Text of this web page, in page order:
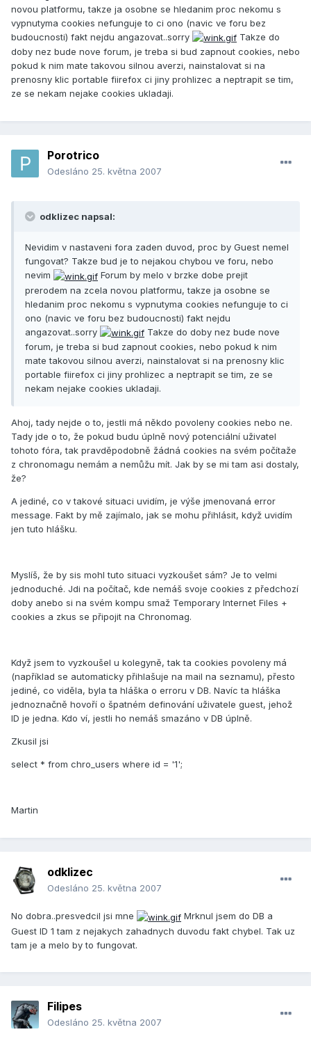
novou platformu, takze ja osobne se hledanim proc nekomu s
vypnutyma cookies nefunguje to ci ono (navic ve foru bez
budoucnosti) fakt nejdu angazovat..sorry
Takze do
doby nez bude nove forum, je treba si bud zapnout cookies, nebo
pokud k nim mate takovou silnou averzi, nainstalovat si na
prenosny klic portable fiirefox ci jiny prohlizec a neptrapit se tim,
ze se nekam nejake cookies ukladaji.
Porotrico
Odesláno 25. května 2007
odklizec napsal:
Nevidim v nastaveni fora zaden duvod, proc by Guest nemel
fungovat? Takze bud je to nejakou chybou ve foru, nebo
nevim
Forum by melo v brzke dobe prejit
prerodem na zcela novou platformu, takze ja osobne se
hledanim proc nekomu s vypnutyma cookies nefunguje to ci
ono (navic ve foru bez budoucnosti) fakt nejdu
angazovat..sorry
Takze do doby nez bude nove
forum, je treba si bud zapnout cookies, nebo pokud k nim
mate takovou silnou averzi, nainstalovat si na prenosny klic
portable fiirefox ci jiny prohlizec a neptrapit se tim, ze se
nekam nejake cookies ukladaji.
Ahoj, tady nejde o to, jestli má někdo povoleny cookies nebo ne.
Tady jde o to, že pokud budu úplně nový potenciální uživatel
tohoto fóra, tak pravděpodobně žádná cookies na svém počítaže
z chronomagu nemám a nemůžu mít. Jak by se mi tam asi dostaly,
že?
A jediné, co v takové situaci uvidím, je výše jmenovaná error
message. Fakt by mě zajímalo, jak se mohu přihlásit, když uvidím
jen tuto hlášku.
Myslíš, že by sis mohl tuto situaci vyzkoušet sám? Je to velmi
jednoduché. Jdi na počítač, kde nemáš svoje cookies z předchozí
doby anebo si na svém kompu smaž Temporary Internet Files +
cookies a zkus se připojit na Chronomag.
Když jsem to vyzkoušel u kolegyně, tak ta cookies povoleny má
(například se automaticky přihlašuje na mail na seznamu), přesto
jediné, co viděla, byla ta hláška o erroru v DB. Navíc ta hláška
jednoznačně hovoří o špatném definování uživatele guest, jehož
ID je jedna. Kdo ví, jestli ho nemáš smazáno v DB úplně.
Zkusil jsi
select * from chro_users where id = '1';
Martin
odklizec
Odesláno 25. května 2007
No dobra..presvedcil jsi mne
Mrknul jsem do DB a
Guest ID 1 tam z nejakych zahadnych duvodu fakt chybel. Tak uz
tam je a melo by to fungovat.
Filipes
Odesláno 25. května 2007